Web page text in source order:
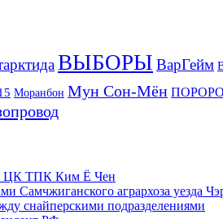
ВЫБОРЫ ВарГейм
Моранбон Мун Сон-Мён ПОРОРО
ЦК ТПК Ким Ё Чен
Самчжиганского агрархоза уезда
снайперскими подразделениями